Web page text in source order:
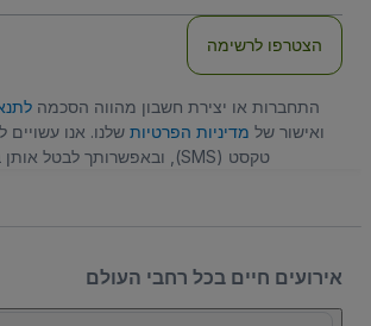
הצטרפו לרשימה
התחברות או יצירת חשבון מהווה הסכמה
ואישור של מדיניות הפרטיות שלנו. אנו
טקסט (SMS), ובאפשרותך לבטל אותן בכל עת.
אירועים חיים בכל רחבי העולם